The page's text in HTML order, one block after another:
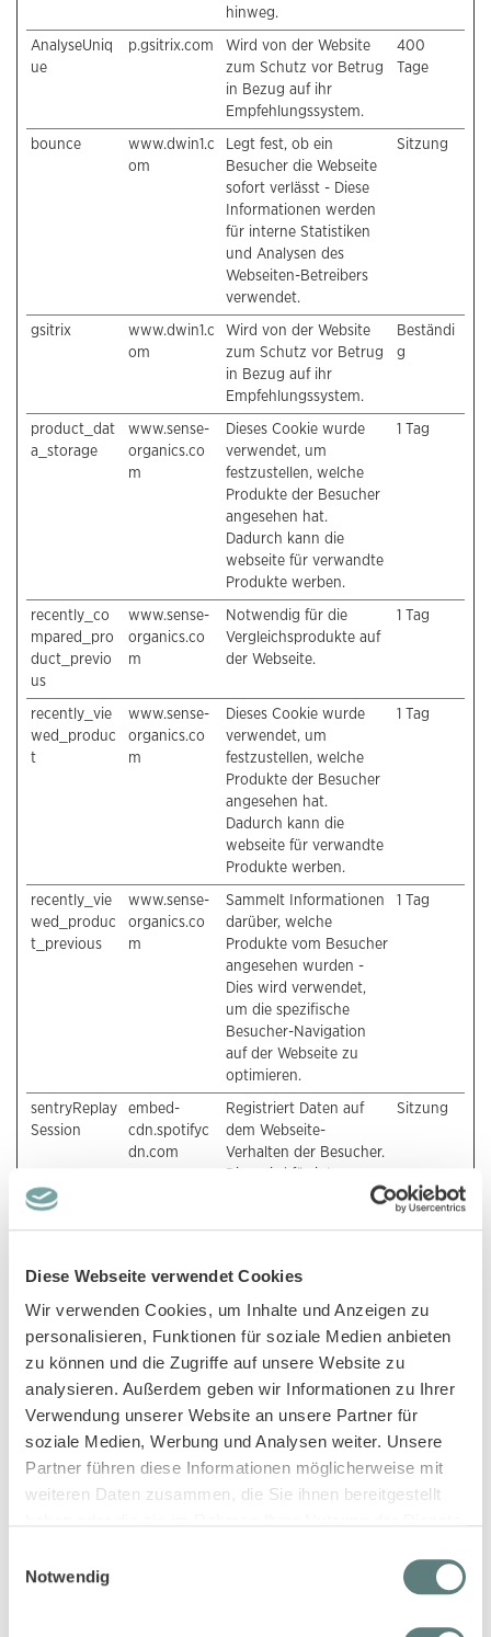
Diese Webseite verwendet Cookies
Wir verwenden Cookies, um Inhalte und Anzeigen zu
personalisieren, Funktionen für soziale Medien anbieten
zu können und die Zugriffe auf unsere Website zu
analysieren. Außerdem geben wir Informationen zu Ihrer
Verwendung unserer Website an unsere Partner für
soziale Medien, Werbung und Analysen weiter. Unsere
Partner führen diese Informationen möglicherweise mit
weiteren Daten zusammen, die Sie ihnen bereitgestellt
Notwendig
hinweg.
AnalyseUniq
ue
p.gsitrix.com
Wird von der Website
zum Schutz vor Betrug
in Bezug auf ihr
Empfehlungssystem.
400
Tage
bounce
www.dwin1.c
om
Legt fest, ob ein
Besucher die Webseite
sofort verlässt - Diese
Informationen werden
für interne Statistiken
und Analysen des
Webseiten-Betreibers
verwendet.
Sitzung
gsitrix
www.dwin1.c
om
Wird von der Website
zum Schutz vor Betrug
in Bezug auf ihr
Empfehlungssystem.
Beständi
g
product_dat
a_storage
www.sense-
organics.co
m
Dieses Cookie wurde
verwendet, um
festzustellen, welche
Produkte der Besucher
angesehen hat.
Dadurch kann die
webseite für verwandte
Produkte werben.
1 Tag
recently_co
mpared_pro
duct_previo
us
www.sense-
organics.co
m
Notwendig für die
Vergleichsprodukte auf
der Webseite.
1 Tag
recently_vie
wed_produc
t
www.sense-
organics.co
m
Dieses Cookie wurde
verwendet, um
festzustellen, welche
Produkte der Besucher
angesehen hat.
Dadurch kann die
webseite für verwandte
Produkte werben.
1 Tag
recently_vie
wed_produc
t_previous
www.sense-
organics.co
m
Sammelt Informationen
darüber, welche
Produkte vom Besucher
angesehen wurden -
Dies wird verwendet,
um die spezifische
Besucher-Navigation
auf der Webseite zu
optimieren.
1 Tag
sentryReplay
Session
embed-
cdn.spotifyc
dn.com
Registriert Daten auf
dem Webseite-
Verhalten der Besucher.
Dies wird für interne
Analysen und Webseite-
Sitzung
tabUUID
www.dwin1.c
Wird von der Website
in Bezug auf ihr
Empfehlungssystem.
Marketing (46)
Marketing-Cookies werden verwendet, um Besuchern auf
Webseiten zu folgen. Die Absicht ist, Anzeigen zu zeigen, die
relevant und ansprechend für den einzelnen Benutzer sind und
Maximale
3 Monate